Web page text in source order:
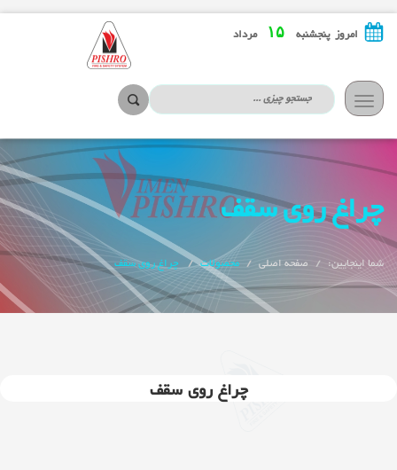
امروز پنجشنبه مرداد
تعویض
ناوبری
چراغ روی سقف
شما اینجایین: صفحه اصلی محصولات چراغ روی سقف
چراغ روی سقف